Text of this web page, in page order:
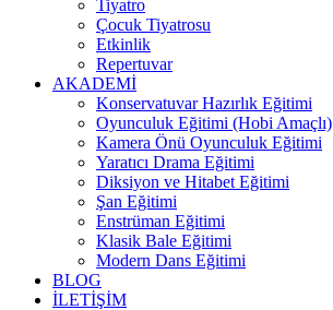
Tiyatro
Çocuk Tiyatrosu
Etkinlik
Repertuvar
AKADEMİ
Konservatuvar Hazırlık Eğitimi
Oyunculuk Eğitimi (Hobi Amaçlı)
Kamera Önü Oyunculuk Eğitimi
Yaratıcı Drama Eğitimi
Diksiyon ve Hitabet Eğitimi
Şan Eğitimi
Enstrüman Eğitimi
Klasik Bale Eğitimi
Modern Dans Eğitimi
BLOG
İLETİŞİM